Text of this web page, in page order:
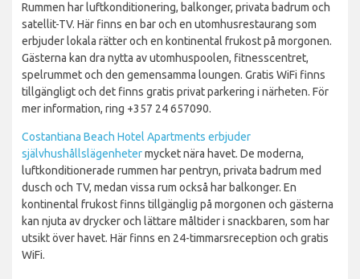
Rummen har luftkonditionering, balkonger, privata badrum och
satellit-TV. Här finns en bar och en utomhusrestaurang som
erbjuder lokala rätter och en kontinental frukost på morgonen.
Gästerna kan dra nytta av utomhuspoolen, fitnesscentret,
spelrummet och den gemensamma loungen. Gratis WiFi finns
tillgängligt och det finns gratis privat parkering i närheten. För
mer information, ring +357 24 657090.
Costantiana Beach Hotel Apartments erbjuder
självhushållslägenhetermycket nära havet. De moderna,
luftkonditionerade rummen har pentryn, privata badrum med
dusch och TV, medan vissa rum också har balkonger. En
kontinental frukost finns tillgänglig på morgonen och gästerna
kan njuta av drycker och lättare måltider i snackbaren, som har
utsikt över havet. Här finns en 24-timmarsreception och gratis
WiFi.